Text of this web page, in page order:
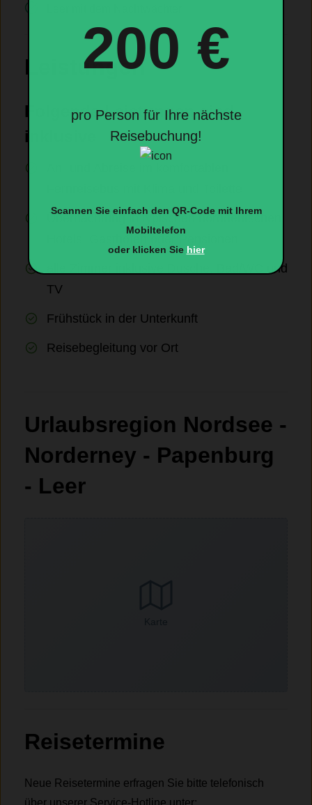
Leistungen
Folgende Leistungen sind
inklusive
Übernachtung in typischen norddeutschen
alle Zimmer inklusive Dusche, Bad/WC und
TV
Frühstück in der Unterkunft
Reisebegleitung vor Ort
Urlaubsregion Nordsee -
Norderney - Papenburg
- Leer
Reisetermine
Neue Reisetermine erfragen Sie bitte telefonisch
über unserer Service-Hotline unter:
200 €
pro Person für Ihre nächste
Reisebuchung!
Scannen Sie einfach den QR-Code mit Ihrem
Mobiltelefon
oder klicken Sie hier